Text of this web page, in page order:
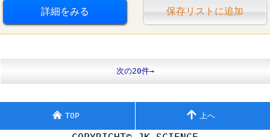
詳細をみる 保存リストに追加
次の20件→
TOP 上へ